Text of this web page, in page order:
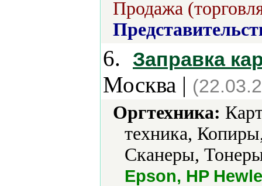
Продажа
6. Заправка
Москва |
Оргтехника:
техника,
Сканеры,
Epson, HP